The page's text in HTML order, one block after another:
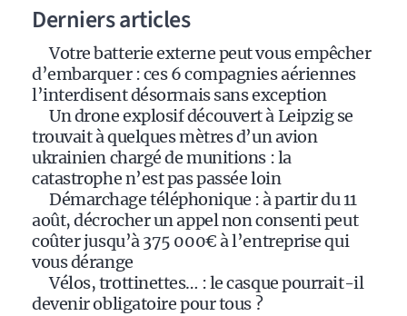
Derniers articles
Votre batterie externe peut vous empêcher
d’embarquer : ces 6 compagnies aériennes
l’interdisent désormais sans exception
Un drone explosif découvert à Leipzig se
trouvait à quelques mètres d’un avion
ukrainien chargé de munitions : la
catastrophe n’est pas passée loin
Démarchage téléphonique : à partir du 11
août, décrocher un appel non consenti peut
coûter jusqu’à 375 000€ à l’entreprise qui
vous dérange
Vélos, trottinettes… : le casque pourrait-il
devenir obligatoire pour tous ?